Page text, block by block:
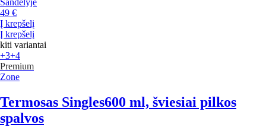
49 €
Į krepšelį
Į krepšelį
kiti variantai
+3+4
Premium
Zone
Termosas Singles600 ml, šviesiai pilkos
spalvos